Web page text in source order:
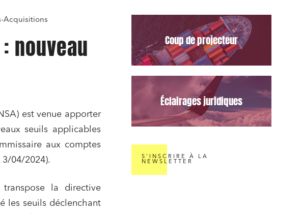
Acquisitions
nouveau
est venue apporter
seuils applicables
aux comptes
04/2024).
la directive
les seuils déclenchant
types de la Commission
pour le Data Act
Coup de projecteur
Éclairages juridiques
S'INSCRIRE À LA
NEWSLETTER